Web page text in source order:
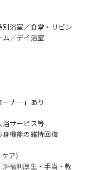
浴室／食堂・リビン
／デイ浴室
ナー」あり
浴サービス等
身機能の維持回復
ア）
福利厚生・手当・教